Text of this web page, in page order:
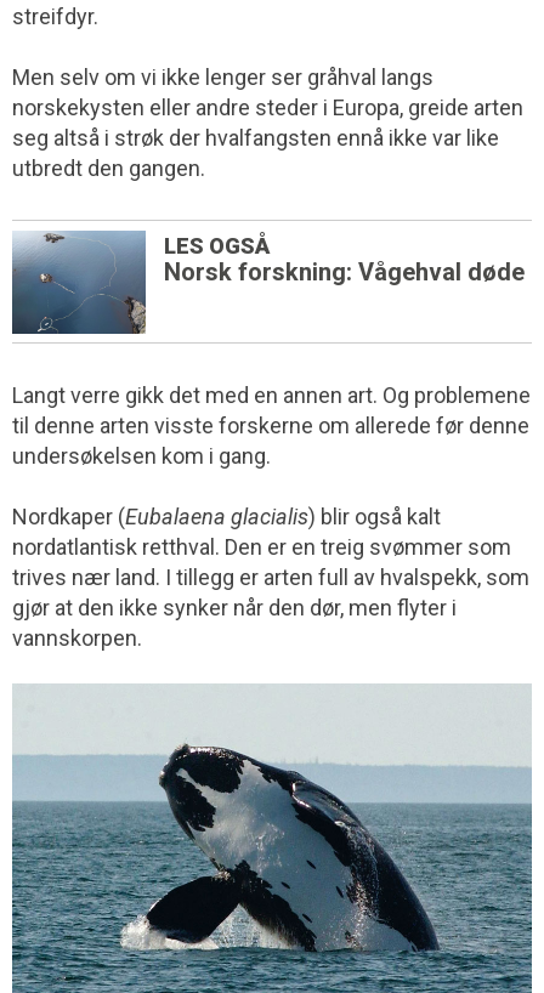
streifdyr.
Men selv om vi ikke lenger ser gråhval langs
norskekysten eller andre steder i Europa, greide arten
seg altså i strøk der hvalfangsten ennå ikke var like
utbredt den gangen.
LES OGSÅ
Norsk forskning: Vågehval døde
Langt verre gikk det med en annen art. Og problemene
til denne arten visste forskerne om allerede før denne
undersøkelsen kom i gang.
Nordkaper (Eubalaena glacialis) blir også kalt
nordatlantisk retthval. Den er en treig svømmer som
trives nær land. I tillegg er arten full av hvalspekk, som
gjør at den ikke synker når den dør, men flyter i
vannskorpen.